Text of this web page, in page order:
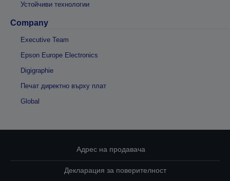
Устойчиви технологии
Company
Executive Team
Epson Europe Electronics
Digigraphie
Печат директно върху плат
Global
Адрес на продавача
Декларация за поверителност